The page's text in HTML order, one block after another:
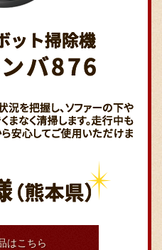
池郡菊陽町辛川448
2222
2288
はこちら